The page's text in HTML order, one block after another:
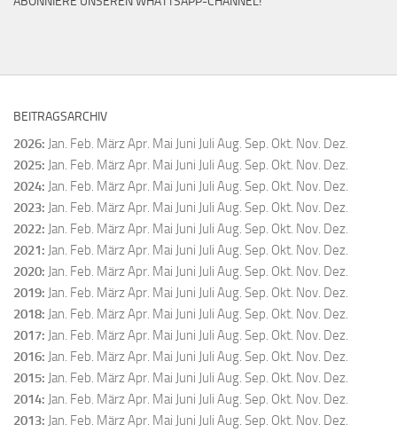
BEITRAGSARCHIV
2026: Jan. Feb. MärzApr. Mai Juni Juli Aug. Sep. Okt. Nov. Dez.
2025: Jan. Feb. MärzApr. Mai Juni Juli Aug. Sep. Okt. Nov. Dez.
2024: Jan. Feb. MärzApr. Mai Juni Juli Aug. Sep. Okt. Nov. Dez.
2023: Jan. Feb. MärzApr. Mai Juni Juli Aug. Sep. Okt. Nov. Dez.
2022: Jan. Feb. MärzApr. Mai Juni Juli Aug. Sep. Okt. Nov. Dez.
2021: Jan. Feb. MärzApr. Mai Juni Juli Aug. Sep. Okt. Nov. Dez.
2020: Jan. Feb. MärzApr. Mai Juni Juli Aug. Sep. Okt. Nov. Dez.
2019: Jan. Feb. MärzApr. Mai Juni Juli Aug. Sep. Okt. Nov. Dez.
2018: Jan. Feb. MärzApr. Mai Juni Juli Aug. Sep. Okt. Nov. Dez.
2017: Jan. Feb. MärzApr. Mai Juni Juli Aug. Sep. Okt. Nov. Dez.
2016: Jan. Feb. MärzApr. Mai Juni Juli Aug. Sep. Okt. Nov. Dez.
2015: Jan. Feb. MärzApr. Mai Juni Juli Aug. Sep. Okt. Nov. Dez.
2014: Jan. Feb. MärzApr. Mai Juni Juli Aug. Sep. Okt. Nov. Dez.
2013: Jan. Feb. MärzApr. Mai Juni Juli Aug. Sep. Okt. Nov. Dez.